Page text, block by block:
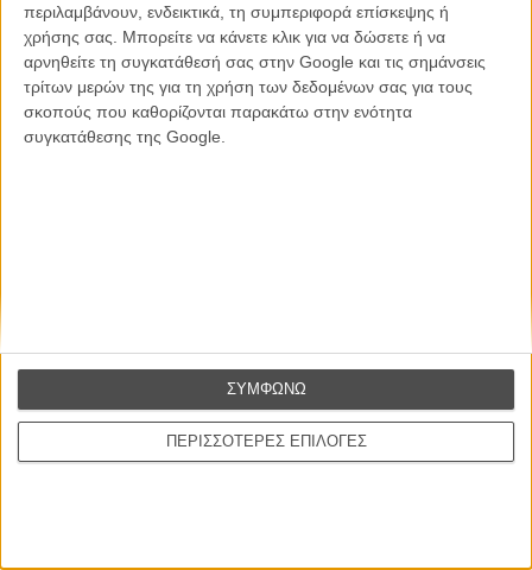
περιλαμβάνουν, ενδεικτικά, τη συμπεριφορά επίσκεψης ή
χρήσης σας. Μπορείτε να κάνετε κλικ για να δώσετε ή να
αρνηθείτε τη συγκατάθεσή σας στην Google και τις σημάνσεις
τρίτων μερών της για τη χρήση των δεδομένων σας για τους
σκοπούς που καθορίζονται παρακάτω στην ενότητα
συγκατάθεσης της Google.
ΠΕΡΙΣΣΟΤΕΡΕΣ ΕΠΙΛΟΓΕΣ
ΣΥΜΦΩΝΩ
ΕΓΓΡΑΦΗ
Θέλω να λαμβάνω τα newsletter σας.